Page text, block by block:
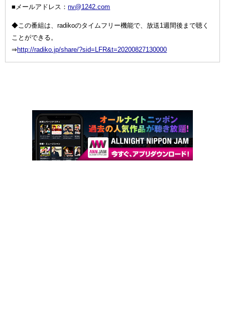
■メールアドレス：nv@1242.com
◆この番組は、radikoのタイムフリー機能で、放送1週間後まで聴く
ことができる。
⇒http://radiko.jp/share/?sid=LFR&t=20200827130000